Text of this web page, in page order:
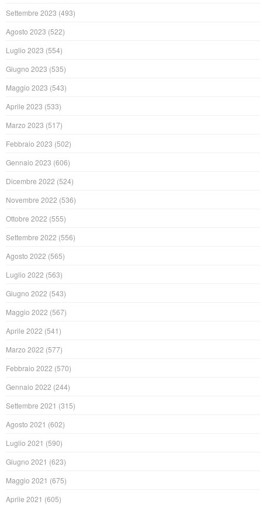
Settembre 2023 (493)
Agosto 2023 (522)
Luglio 2023 (554)
Giugno 2023 (535)
Maggio 2023 (543)
Aprile 2023 (533)
Marzo 2023 (517)
Febbraio 2023 (502)
Gennaio 2023 (606)
Dicembre 2022 (524)
Novembre 2022 (536)
Ottobre 2022 (555)
Settembre 2022 (556)
Agosto 2022 (565)
Luglio 2022 (563)
Giugno 2022 (543)
Maggio 2022 (567)
Aprile 2022 (541)
Marzo 2022 (577)
Febbraio 2022 (570)
Gennaio 2022 (244)
Settembre 2021 (315)
Agosto 2021 (602)
Luglio 2021 (590)
Giugno 2021 (623)
Maggio 2021 (675)
Aprile 2021 (605)